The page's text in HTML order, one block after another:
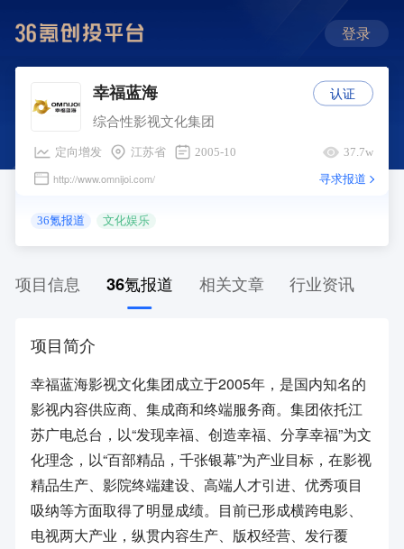
登录
幸福蓝海
综合性影视文化集团
定向增发 江苏省 2005-10 37.7w
http://www.omnijoi.com/ 寻求报道
36氪报道 文化娱乐
认证
项目信息 36氪报道 相关文章 行业资讯
项目简介
幸福蓝海影视文化集团成立于2005年，是国内知名的
影视内容供应商、集成商和终端服务商。集团依托江
苏广电总台，以“发现幸福、创造幸福、分享幸福”为文
化理念，以“百部精品，千张银幕”为产业目标，在影视
精品生产、影院终端建设、高端人才引进、优秀项目
吸纳等方面取得了明显成绩。目前已形成横跨电影、
电视两大产业，纵贯内容生产、版权经营、发行覆